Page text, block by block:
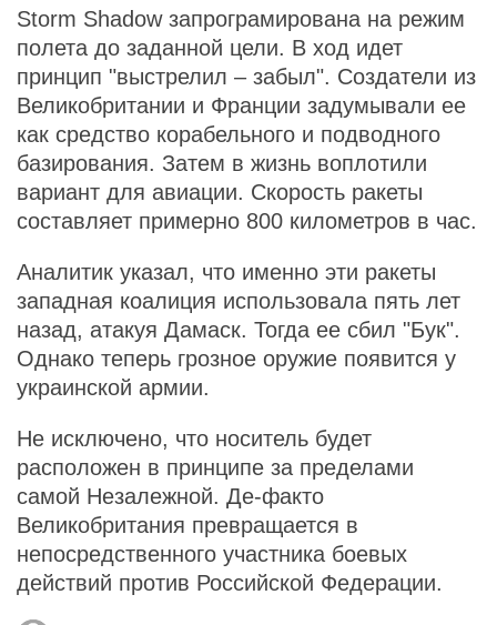
Storm Shadow запрограмирована на режим
полета до заданной цели. В ход идет
принцип "выстрелил – забыл". Создатели из
Великобритании и Франции задумывали ее
как средство корабельного и подводного
базирования. Затем в жизнь воплотили
вариант для авиации. Скорость ракеты
составляет примерно 800 километров в час.
Аналитик указал, что именно эти ракеты
западная коалиция использовала пять лет
назад, атакуя Дамаск. Тогда ее сбил "Бук".
Однако теперь грозное оружие появится у
украинской армии.
Не исключено, что носитель будет
расположен в принципе за пределами
самой Незалежной. Де-факто
Великобритания превращается в
непосредственного участника боевых
действий против Российской Федерации.